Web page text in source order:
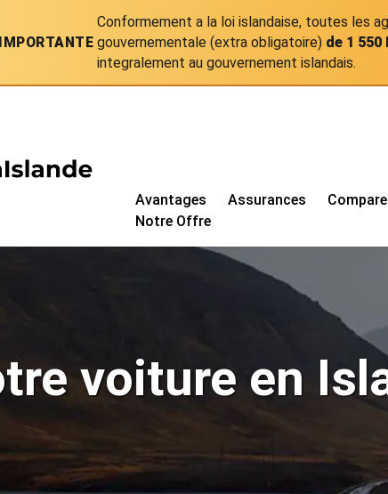
Conformement a la loi islandaise, toutes les
gouvernementale (extra obligatoire) de 1
integralement au gouvernement islandais.
Avantages Assurances
Notre Offre
voiture en